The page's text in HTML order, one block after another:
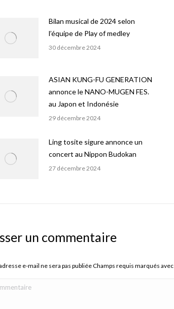
Bilan musical de 2024 selon
l’équipe de Play of medley
30 décembre 2024
ASIAN KUNG-FU GENERATION
annonce le NANO-MUGEN FES.
au Japon et Indonésie
29 décembre 2024
Ling tosite sigure annonce un
concert au Nippon Budokan
27 décembre 2024
un commentaire
e-mail ne sera pas publiée Champs requis marqués avec